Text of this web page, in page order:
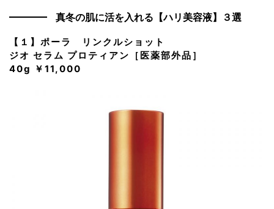
真冬の肌に活を入れる【ハリ美容液】３選
【１】ポーラ リンクルショット
ジオ セラム プロティアン［医薬部外品］
40g ￥11,000